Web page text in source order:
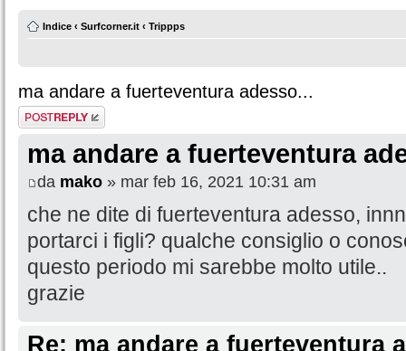
Indice ‹ Surfcorner.it ‹ Trippps
ma andare a fuerteventura adesso...
Rispondi al
messaggio
ma andare a fuerteventura
da mako » mar feb 16, 2021 10:31 am
che ne dite di fuerteventura adesso,
portarci i figli? qualche consiglio o
questo periodo mi sarebbe molto utile..
grazie
Re: ma andare a fuerteventura